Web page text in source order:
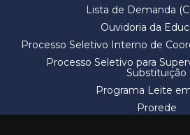
Lista de Demanda
Ouvidoria da
Processo Seletivo Interno de
Processo Seletivo para
Substituição
Programa Leite
Prorede